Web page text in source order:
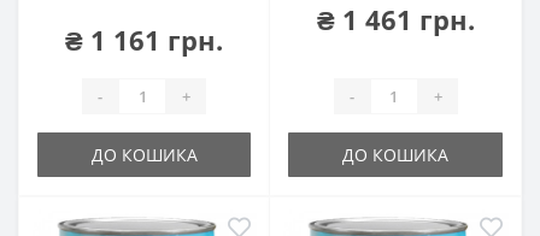
₴ 1 161 грн.
- +
ДО КОШИКА
₴ 1 461 грн.
- +
ДО КОШИКА